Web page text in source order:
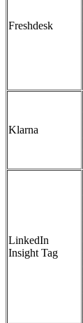
Freshdesk
Klarna
LinkedIn
Insight Tag